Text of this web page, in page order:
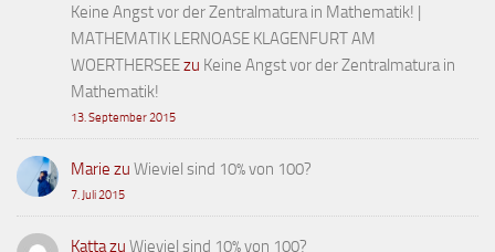
Keine Angst vor der Zentralmatura in Mathematik! |
MATHEMATIK LERNOASE KLAGENFURT AM
WOERTHERSEEzu Keine Angst vor der Zentralmatura in
Mathematik!
13. September 2015
Marie zu Wieviel sind 10% von 100?
7. Juli 2015
Kattazu Wieviel sind 10% von 100?